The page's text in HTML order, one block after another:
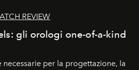
REVIEW
gli orologi one-of-a-kind
per la progettazione, la